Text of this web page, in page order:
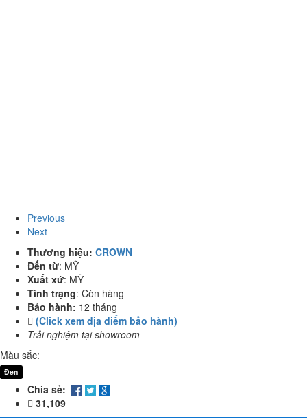
Previous
Next
Thương hiệu: CROWN
Đến từ: MỸ
Xuất xứ: MỸ
Tình trạng: Còn hàng
Bảo hành: 12 tháng
(Click xem địa điểm bảo hành)
Trải nghiệm tại showroom
Màu sắc:
Đen
Chia sẻ:
31,109